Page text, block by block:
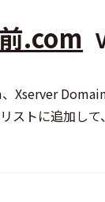
.com
Xserver
トに追加し
会員登録（無料